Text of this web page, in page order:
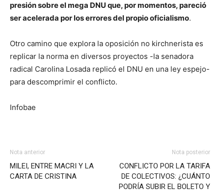
presión sobre el mega DNU que, por momentos, pareció
ser acelerada por los errores del propio oficialismo.
Otro camino que explora la oposición no kirchnerista es
replicar la norma en diversos proyectos -la senadora
radical Carolina Losada replicó el DNU en una ley espejo-
para descomprimir el conflicto.
Infobae
Nota anterior
MILEI, ENTRE MACRI Y LA
CARTA DE CRISTINA
Nota posterior
CONFLICTO POR LA TARIFA
DE COLECTIVOS: ¿CUÁNTO
PODRÍA SUBIR EL BOLETO Y